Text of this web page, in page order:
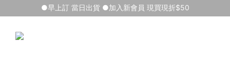
●早上訂 當日出貨 ●加入新會員 現買現折$50